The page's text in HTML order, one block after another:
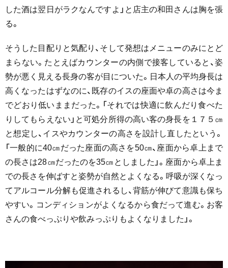
した酒は翌日がラクなんですよ」と店主の和田さんは胸を張
る。
そうした目配りと気配り、そして発想はメニューのみにとど
まらない。たとえばカウンターの内側で接客していると、姿
勢が悪く見える長身の客が目についた。日本人の平均身長は
高くなったはずなのに、既存のイスの座面や卓の高さは今ま
でどおり低いままだった。「それでは快適に飲んだり食べた
りしてもらえない」と可処分所得の高い客の身長を１７５㎝
と想定し、イスやカウンターの高さを設計し直したという。
「一般的に40㎝だった座面の高さを50㎝、座面から卓上まで
の長さは28㎝だったのを35㎝としました」。座面から卓上ま
での長さを伸ばすと姿勢が自然とよくなる。呼吸が深くなっ
てアルコール分解も促進されるし、背筋が伸びて意識も保ち
やすい。コンディションがよくなるから食だって進む。お客
さんの食べっぷりや飲みっぷりもよくなりました」。